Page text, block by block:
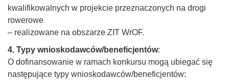
kwalifikowalnych w projekcie przeznaczonych na drogi
rowerowe
– realizowane na obszarze ZIT WrOF.
4. Typy wnioskodawców/beneficjentów:
O dofinansowanie w ramach konkursu mogą ubiegać się
następujące typy wnioskodawców/beneficjentów: